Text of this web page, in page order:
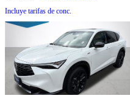
Incluye tarifas de conc.